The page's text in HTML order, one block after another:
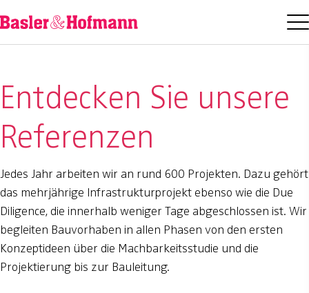
Entdecken Sie unsere
Referenzen
Jedes Jahr arbeiten wir an rund 600 Projekten. Dazu gehört
das mehrjährige Infrastrukturprojekt ebenso wie die Due
Diligence, die innerhalb weniger Tage abgeschlossen ist. Wir
begleiten Bauvorhaben in allen Phasen von den ersten
Konzeptideen über die Machbarkeitsstudie und die
Projektierung bis zur Bauleitung.